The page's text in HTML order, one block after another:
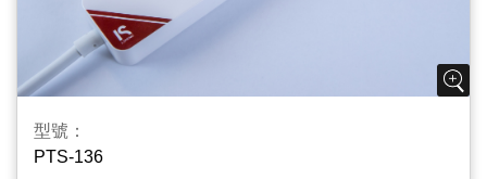
4.過載保護自動斷電紅燈開關 Resettable Circuit
Breaker And Lighted Switch
使用中若自動斷電開關跳脫,表示使用超過最大容量,請
將暫時不需使用之插座開關關閉,等一分鐘後再
源時按下“OFF”切斷本插座電源, 同時斷電器內置紅燈可
識別插座是否正常工作.
型號：
PTS-136